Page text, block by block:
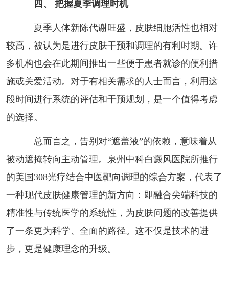
四、 把握夏季调理时机
夏季人体新陈代谢旺盛，皮肤细胞活性也相对
较高，被认为是进行皮肤干预和调理的有利时期。许
多机构也会在此期间推出一些便于患者就诊的便利措
施或关爱活动。对于有相关需求的人士而言，利用这
段时间进行系统的评估和干预规划，是一个值得考虑
的选择。
总而言之，告别对“遮盖液”的依赖，意味着从
被动遮掩转向主动管理。泉州中科白癜风医院所推行
的美国308光疗结合中医靶向调理的综合方案，代表了
一种现代皮肤健康管理的新方向：即融合尖端科技的
精准性与传统医学的系统性，为皮肤问题的改善提供
了一条更为科学、全面的路径。这不仅是技术的进
步，更是健康理念的升级。